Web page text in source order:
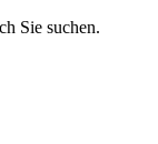
Sie suchen.